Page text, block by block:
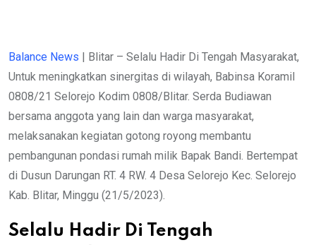
Balance News | Blitar – Selalu Hadir Di Tengah Masyarakat,
Untuk meningkatkan sinergitas di wilayah, Babinsa Koramil
0808/21 Selorejo Kodim 0808/Blitar. Serda Budiawan
bersama anggota yang lain dan warga masyarakat,
melaksanakan kegiatan gotong royong membantu
pembangunan pondasi rumah milik Bapak Bandi. Bertempat
di Dusun Darungan RT. 4 RW. 4 Desa Selorejo Kec. Selorejo
Kab. Blitar, Minggu (21/5/2023).
Selalu Hadir Di Tengah